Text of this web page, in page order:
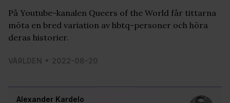
Alexander Kardelo
På Youtube-kanalen Queers of the World får tittarna
möta en bred variation av hbtq-personer och höra
deras historier.
VÄRLDEN 2022-08-20